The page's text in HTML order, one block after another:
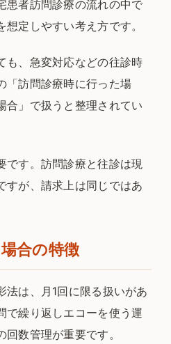
患者訪問診療の流れの中で
定しやすい考え方です。
も、急変対応などの往診時
「訪問診療時に行った場
合」で扱うと整理されてい
です。訪問診療と往診は現
すが、請求上は同じではあ
合の特徴
法は、月1回に限る扱いがあ
で繰り返しエコーを使う運
数管理が重要です。